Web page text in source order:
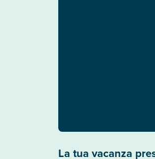
La tua vacanza